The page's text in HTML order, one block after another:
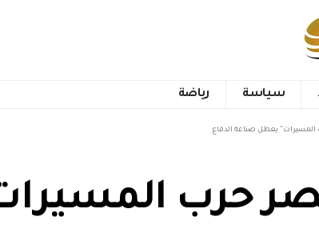
سياسة رياضة
يعطل صناعة الدفاع
حرب